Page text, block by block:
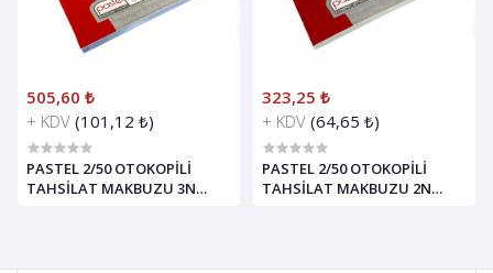
505,60 ₺
+ KDV (101,12 ₺)
PASTEL 2/50 OTOKOPİLİ
TAHSİLAT MAKBUZU 3N
323,25 ₺
+ KDV (64,65 ₺)
PASTEL 2/50 OTOKOPİLİ
TAHSİLAT MAKBUZU 2N